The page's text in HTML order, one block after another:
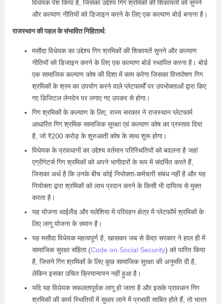
विधेयक पेश किया है, जिसका उद्देश्य गिग श्रमिकों की शिकायतों को सुनने
और कल्याण नीतियों को डिजाइन करने के लिए एक कल्याण बोर्ड बनाना है।
राजस्थान की पहल के संभावित निहितार्थ:
मसौदा विधेयक का उद्देश्य गिग श्रमिकों की शिकायतें सुनने और कल्याण
नीतियों को डिजाइन करने के लिए एक कल्याण बोर्ड स्थापित करना है। बोर्ड
एक सामाजिक कल्याण कोष की दिशा में काम करेगा जिसका वित्तपोषण गिग
श्रमिकों के श्रम का उपयोग करने वाले प्लेटफार्मों पर उपभोक्ताओं द्वारा किए
गए डिजिटल लेनदेन पर लगाए गए उपकर से होगा।
गिग श्रमिकों के कल्याण के लिए, राज्य सरकार ने राजस्थान प्लेटफार्म
आधारित गिग श्रमिक सामाजिक सुरक्षा एवं कल्याण कोष का प्रस्ताव दिया
है, जो ₹200 करोड़ के शुरुआती कोष के साथ शुरू होगा।
विधेयक के प्रावधानों का उद्देश्य वर्तमान परिस्थितियों को बदलना है जहां
एग्रीगेटर्स गिग श्रमिकों को अपने भागीदारों के रूप में संदर्भित करते हैं,
जिसका अर्थ है कि उनके बीच कोई नियोक्ता-कर्मचारी संबंध नहीं है और यह
नियोक्ता द्वारा श्रमिकों को लाभ प्रदान करने के किसी भी दायित्व से मुक्त
करता है।
यह योजना थाईलैंड और मलेशिया में परिवहन क्षेत्र में प्लेटफॉर्म श्रमिकों के
लिए लागू योजना के समान है।
यह मसौदा विधेयक महत्वपूर्ण है, खासकर जब से केंद्र सरकार ने हाल ही में
सामाजिक सुरक्षा संहिता (Code on Social Security) को पारित किया
है, जिसने गिग श्रमिकों के लिए कुछ सामाजिक सुरक्षा की अनुमति दी है,
लेकिन इसका उचित क्रियान्वयन नहीं हुआ है।
यदि यह विधेयक सफलतापूर्वक लागू हो जाता है और इसके प्रावधान गिग
श्रमिकों की कार्य स्थितियों में सुधार लाने में प्रभावी साबित होते हैं, तो भारत